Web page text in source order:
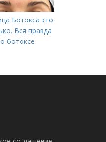
Ботокса это
Вся правда
о ботоксе